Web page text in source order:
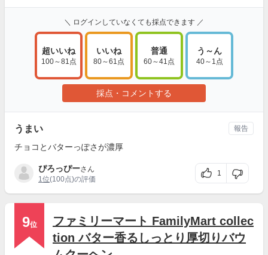
＼ ログインしていなくても採点できます ／
超いいね
100～81点
いいね
80～61点
普通
60～41点
う～ん
40～1点
採点・コメントする
うまい
チョコとバターっぽさが濃厚
ぴろっぴーさん
1位(100点)の評価
1
報告
9位
ファミリーマート FamilyMart collec
tion バター香るしっとり厚切りバウ